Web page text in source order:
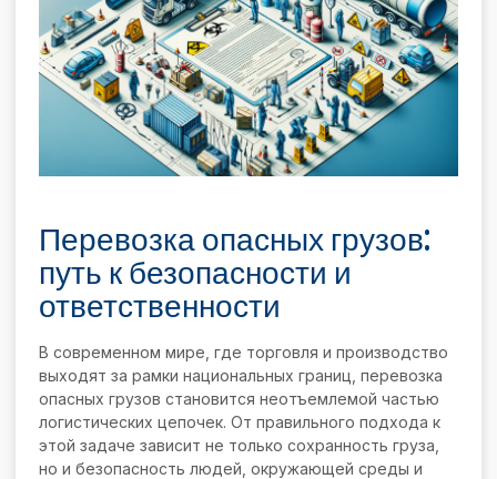
Перевозка опасных грузов:
путь к безопасности и
ответственности
В современном мире, где торговля и производство
выходят за рамки национальных границ, перевозка
опасных грузов становится неотъемлемой частью
логистических цепочек. От правильного подхода к
этой задаче зависит не только сохранность груза,
но и безопасность людей, окружающей среды и